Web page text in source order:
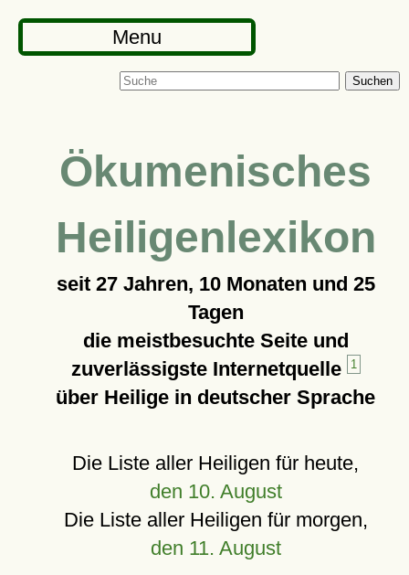
Menu
Suchen
Ökumenisches
Heiligenlexikon
seit 27 Jahren, 10 Monaten und 25
Tagen
die meistbesuchte Seite und
zuverlässigste Internetquelle
1
über Heilige in deutscher Sprache
Die Liste aller Heiligen für heute,
den 10. August
Die Liste aller Heiligen für morgen,
den 11. August